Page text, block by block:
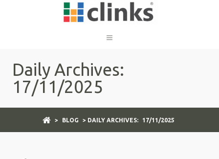
Daily Archives:
17/11/2025
> BLOG > DAILY ARCHIVES: 17/11/2025